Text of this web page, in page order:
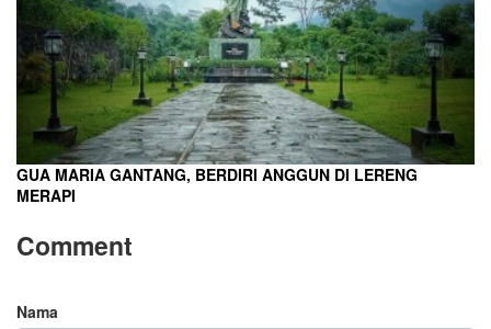
GUA MARIA GANTANG, BERDIRI ANGGUN DI LERENG
MERAPI
Comment
Nama